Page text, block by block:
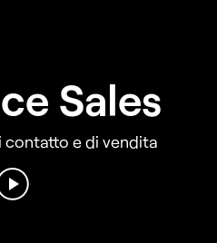
Sales
contatto e di vendita